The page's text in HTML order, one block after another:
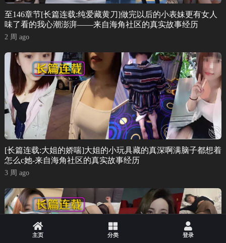
至146章节[长篇连载:纯爱藏黄刀]做完以后的小表妹更有女人
味了看的我心潮澎湃——来自海角社区的真实故事经历
2 周 ago
[长篇连载:大姐的娇喘]大姐的小玩具藏的真深啊满脑子都想着
怎么c她-来自海角社区的真实故事经历
3 周 ago
主页 分类 登录